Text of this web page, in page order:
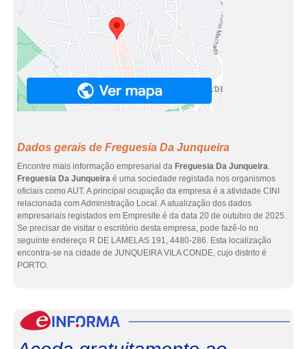
Dados gerais de Freguesia Da Junqueira
Encontre mais informação empresarial da Freguesia Da Junqueira.
Freguesia Da Junqueira é uma sociedade registada nos organismos
oficiais como AUT. A principal ocupação da empresa é a atividade CINI
relacionada com Administração Local. A atualização dos dados
empresariais registados em Empresite é da data 20 de outubro de 2025.
Se precisar de visitar o escritório desta empresa, pode fazê-lo no
seguinte endereço R DE LAMELAS 191, 4480-286. Esta localização
encontra-se na cidade de JUNQUEIRA VILA CONDE, cujo distrito é
PORTO.